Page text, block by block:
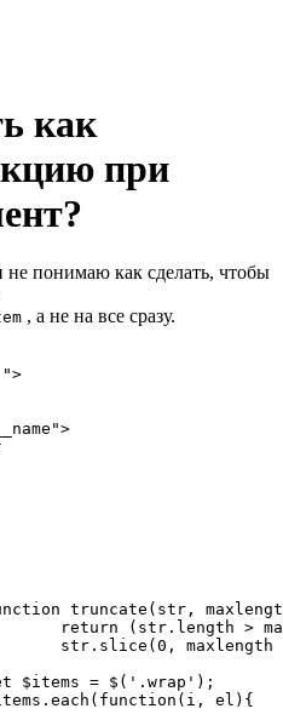
как
при
понимаю как сделать, чтобы
, а не на все сразу.